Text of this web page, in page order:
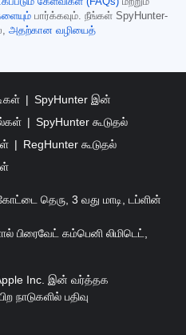
பார்க்கவும். நீங்கள் SpyHunter-
அதற்கான வழியைத்
SpyHunter இன்
SpyHunter கூடுதல்
RegHunter கூடுதல்
தெரு, 3 வது மாடி, டப்ளின்
பிரைவேட் கம்பெனி லிமிடெட்,
Inc. இன் வர்த்தக
நாடுகளில் பதிவு